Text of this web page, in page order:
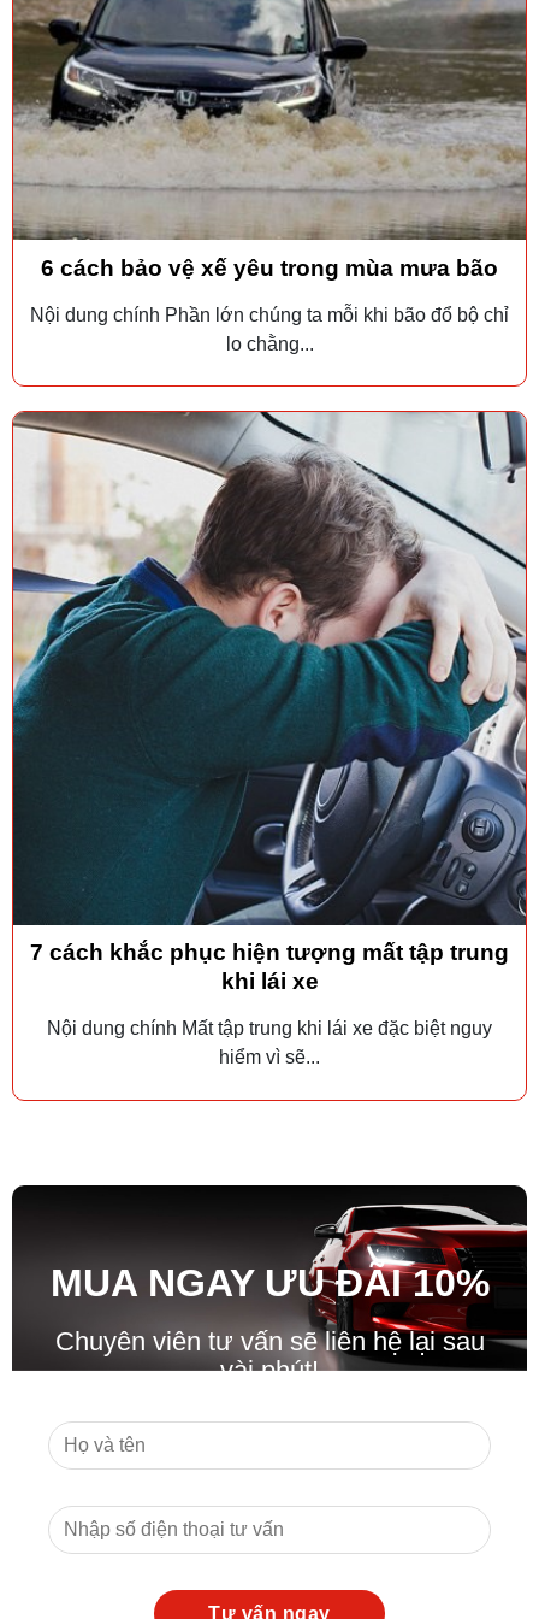
6 cách bảo vệ xế yêu trong mùa mưa bão
Nội dung chính Phần lớn chúng ta mỗi khi bão đổ bộ chỉ
lo chằng...
7 cách khắc phục hiện tượng mất tập trung
khi lái xe
Nội dung chính Mất tập trung khi lái xe đặc biệt nguy
hiểm vì sẽ...
MUA NGAY ƯU ĐÃI10%
Chuyên viên tư vấn sẽ liên hệ lại sau
vài phút!